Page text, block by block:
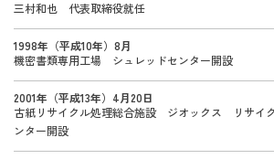
三村和也 代表取締役就任
1998年（平成10年）8月
機密書類専用工場 シュレッドセンター開設
2001年（平成13年）4月20日
古紙リサイクル処理総合施設 ジオックス リサイ
ンター開設